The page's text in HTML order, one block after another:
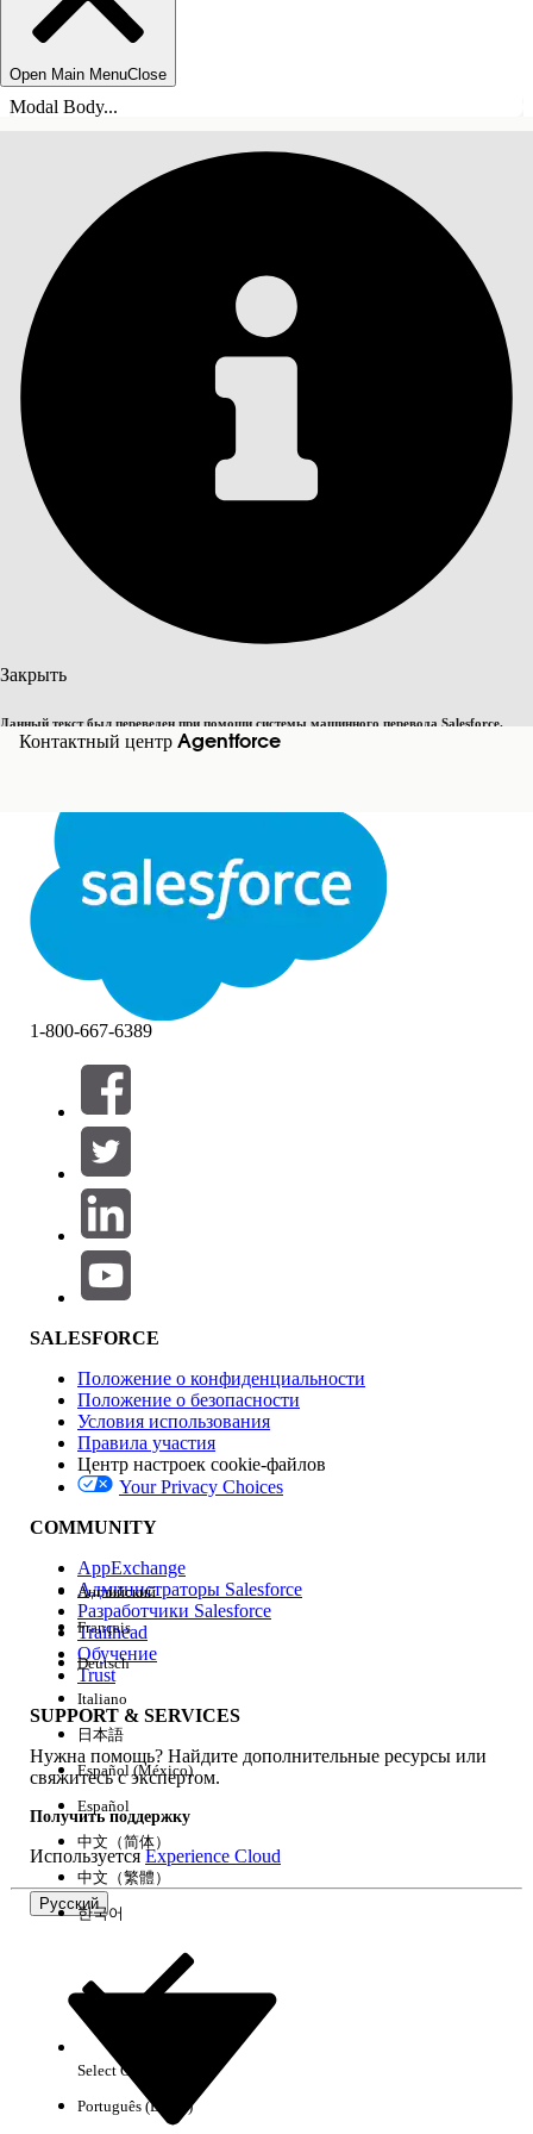
Open Main MenuClose
Modal Body...
Закрыть
Данный текст был переведен при помощи системы машинного перевода Salesforce.
Дополнительные сведения см.здесь.
Переключить на английский
Закрыть
Контактный центр Agentforce
СОДЕРЖАНИЕ
Фильтры (0)
ВЫБРАТЬ ФИЛЬТРЫ
Область продуктов
Влияние на функции
Версия
Возможности
Очистить все Готово
Результаты отсутствуют
1-800-667-6389
SALESFORCE
Положение о конфиденциальности
Положение о безопасности
Условия использования
Правила участия
Центр настроек cookie-файлов
Your Privacy Choices
COMMUNITY
AppExchange
Администраторы Salesforce
Разработчики Salesforce
Trailhead
Обучение
Trust
SUPPORT & SERVICES
Нужна помощь? Найдите дополнительные ресурсы или
свяжитесь с экспертом.
Получить поддержку
ИспользуетсяExperience Cloud
Русский
Английский
Français
Deutsch
Italiano
日本語
Español (México)
Español
中文（简体）
中文（繁體）
한국어
Select Org
Português (Brasil)